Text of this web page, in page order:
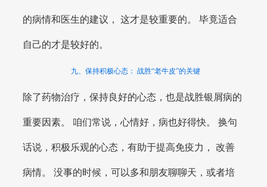
的病情和医生的建议， 这才是较重要的。 毕竟适合
自己的才是较好的。
九、保持积极心态： 战胜“老牛皮”的关键
除了药物治疗，保持良好的心态，也是战胜银屑病的
重要因素。 咱们常说，心情好，病也好得快。 换句
话说，积极乐观的心态，有助于提高免疫力， 改善
病情。 没事的时候，可以多和朋友聊聊天，或者培